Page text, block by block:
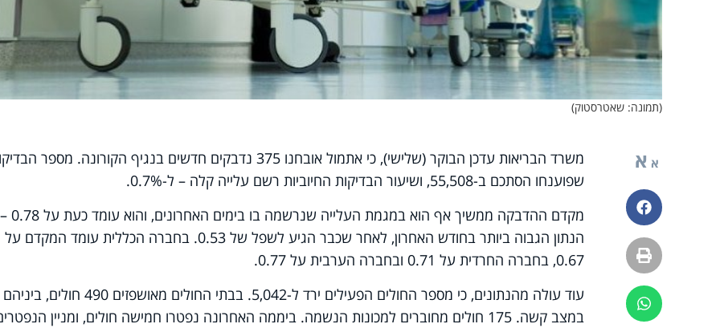
(תמונה: שאטרסטוק)
א א
פייסבוק
הדפסה
ווטסאפ
משרד הבריאות עדכן הבוקר (שלישי), כי אתמול אובחנו 375 נדבקים חדשים בנגיף הקורונה. מספר
שפוענחו הסתכם ב-55,508, ושיעור הבדיקות החיוביות רשם עלייה קלה – ל-0.7%.
מקדם ההדבקה ממשיך אף הוא במגמת העלייה שנרשמה בו בימים האחרונים, והוא עומד כעת על 0.78 –
הנתון הגבוה ביותר בחודש האחרון, לאחר שכבר הגיע לשפל של 0.53. בחברה הכללית עומד המקדם על
0.67, בחברה החרדית על 0.71 ובחברה הערבית על 0.77.
במצב קשה. 175 חולים מחוברים למכונות הנשמה. ביממה האחרונה נפטרו חמישה חולים, ומניין